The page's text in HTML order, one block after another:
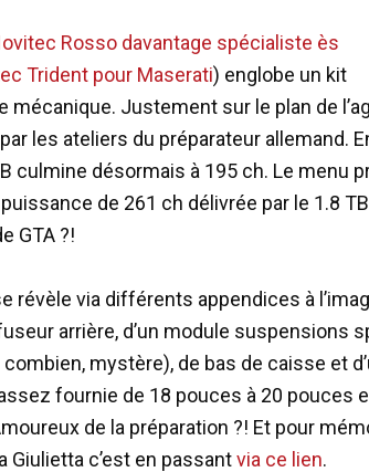
Rosso davantage spécialiste ès
Trident pour Maserati) englobe un kit
mécanique. Justement sur le plan de
les ateliers du préparateur allemand.
culmine désormais à 195 ch. Le menu
de 261 ch délivrée par le 1.8
GTA ?!
révèle via différents appendices à
arrière, d’un module suspensions
mystère), de bas de caisse et
fournie de 18 pouces à 20 pouces
de la préparation ?! Et pour
Giulietta c’est en passantvia ce lien.